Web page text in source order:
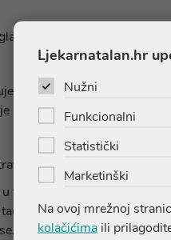
od recikliranih
da uvijek zamiješate
nanošenje.
filozofiju, te se
tablici pronađite Vašu
je nužna primjena
Vaša će kosa
Ljekarnatalan.hr
Nužni
Funkcionalni
Statistički
Marketinški
Na ovoj mrežnoj
kolačićima ili